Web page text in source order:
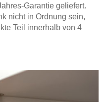
Garantie geliefert.
nicht in Ordnung sein,
Teil innerhalb von 4